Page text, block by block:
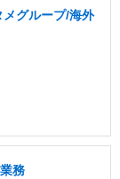
グループ/海外
務